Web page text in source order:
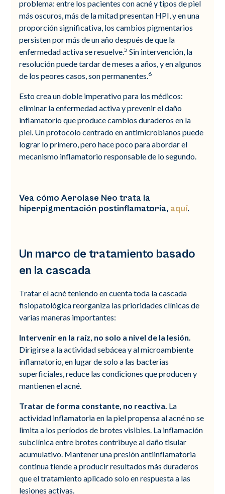
problema: entre los pacientes con acné y tipos de piel
más oscuros, más de la mitad presentan HPI, y en una
proporción significativa, los cambios pigmentarios
persisten por más de un año después de que la
enfermedad activa se resuelve.5 Sin intervención, la
resolución puede tardar de meses a años, y en algunos
de los peores casos, son permanentes. 6
Esto crea un doble imperativo para los médicos:
eliminar la enfermedad activa y prevenir el daño
inflamatorio que produce cambios duraderos en la
piel. Un protocolo centrado en antimicrobianos puede
lograr lo primero, pero hace poco para abordar el
mecanismo inflamatorio responsable de lo segundo.
Vea cómo Aerolase Neo trata la
hiperpigmentación postinflamatoria, aquí.
Un marco de tratamiento basado
en la cascada
Tratar el acné teniendo en cuenta toda la cascada
fisiopatológica reorganiza las prioridades clínicas de
varias maneras importantes:
Intervenir en la raíz, no solo a nivel de la lesión.
Dirigirse a la actividad sebácea y al microambiente
inflamatorio, en lugar de solo a las bacterias
superficiales, reduce las condiciones que producen y
mantienen el acné.
Tratar de forma constante, no reactiva. La
actividad inflamatoria en la piel propensa al acné no se
limita a los períodos de brotes visibles. La inflamación
subclínica entre brotes contribuye al daño tisular
acumulativo. Mantener una presión antiinflamatoria
continua tiende a producir resultados más duraderos
que el tratamiento aplicado solo en respuesta a las
lesiones activas.